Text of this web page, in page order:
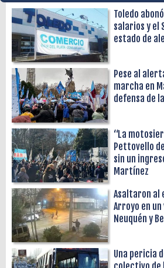
Toledo
salarios y el
estado de
Pese al
marcha en
defensa de
“La
Pettovello
sin un
Martínez
Asaltaron al
Arroyo en
Neuquén y
Una pericia